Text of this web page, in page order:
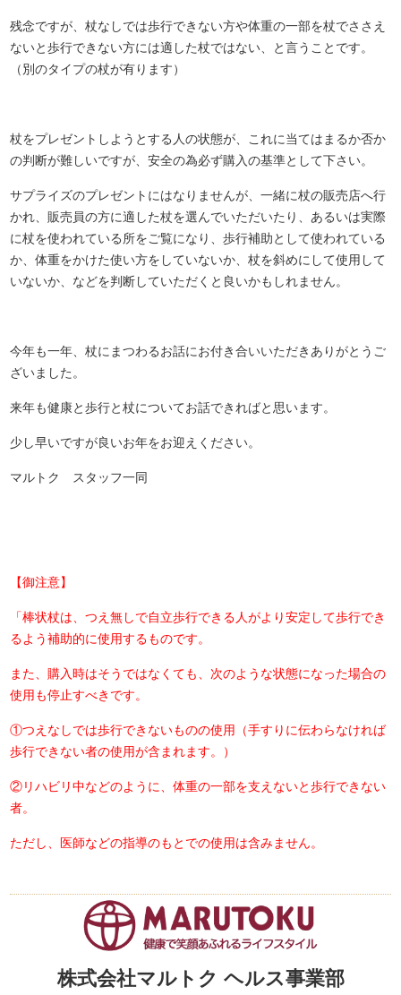
残念ですが、杖なしでは歩行できない方や体重の一部を杖でささえ
ないと歩行できない方には適した杖ではない、と言うことです。
（別のタイプの杖が有ります）
杖をプレゼントしようとする人の状態が、これに当てはまるか否か
の判断が難しいですが、安全の為必ず購入の基準として下さい。
サプライズのプレゼントにはなりませんが、一緒に杖の販売店へ行
かれ、販売員の方に適した杖を選んでいただいたり、あるいは実際
に杖を使われている所をご覧になり、歩行補助として使われている
か、体重をかけた使い方をしていないか、杖を斜めにして使用して
いないか、などを判断していただくと良いかもしれません。
今年も一年、杖にまつわるお話にお付き合いいただきありがとうご
ざいました。
来年も健康と歩行と杖についてお話できればと思います。
少し早いですが良いお年をお迎えください。
マルトク スタッフ一同
【御注意】
「棒状杖は、つえ無しで自立歩行できる人がより安定して歩行でき
るよう補助的に使用するものです。
また、購入時はそうではなくても、次のような状態になった場合の
使用も停止すべきです。
①つえなしでは歩行できないものの使用（手すりに伝わらなければ
歩行できない者の使用が含まれます。）
②リハビリ中などのように、体重の一部を支えないと歩行できない
者。
ただし、医師などの指導のもとでの使用は含みません。
株式会社マルトク ヘルス事業部